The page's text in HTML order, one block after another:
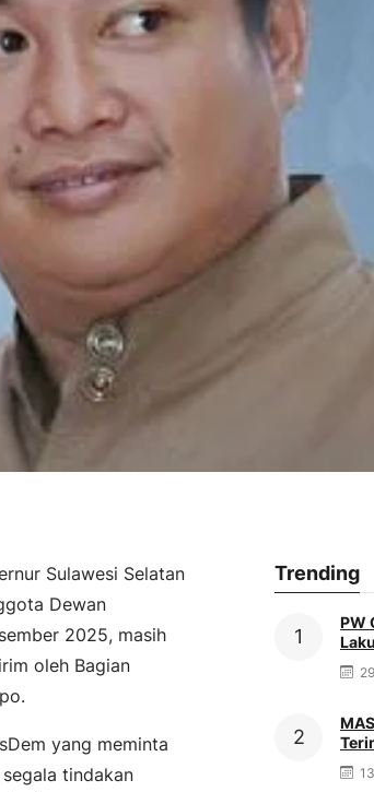
Sulawesi Selatan
Dewan
2025, masih
oleh Bagian
yang meminta
tindakan
Trending
PW
Tak